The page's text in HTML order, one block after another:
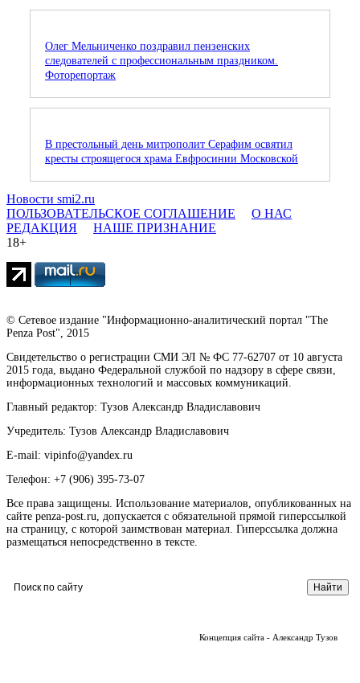
Олег Мельниченко поздравил пензенских
следователей с профессиональным праздником.
Фоторепортаж
В престольный день митрополит Серафим освятил
кресты строящегося храма Евфросинии Московской
Новости smi2.ru
ПОЛЬЗОВАТЕЛЬСКОЕ СОГЛАШЕНИЕ
О НАС
РЕДАКЦИЯ
НАШЕ ПРИЗНАНИЕ
18+
© Сетевое издание "Информационно-аналитический портал "The
Penza Post", 2015
Свидетельство о регистрации СМИ ЭЛ № ФС 77-62707 от 10 августа
2015 года, выдано Федеральной службой по надзору в сфере связи,
информационных технологий и массовых коммуникаций.
Главный редактор: Тузов Александр Владиславович
Учредитель: Тузов Александр Владиславович
E-mail: vipinfo@yandex.ru
Телефон: +7 (906) 395-73-07
Все права защищены. Использование материалов, опубликованных на
сайте penza-post.ru, допускается с обязательной прямой гиперссылкой
на страницу, с которой заимствован материал. Гиперссылка должна
размещаться непосредственно в тексте.
Концепция сайта - Александр Тузов